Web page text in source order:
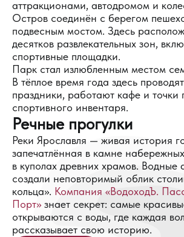
аттракционами, автодромом и
Остров соединён с берегом
подвесным мостом. Здесь
десятков развлекательных зон,
спортивные площадки.
Парк стал излюбленным местом
В тёплое время года здесь
праздники, работают кафе и точки
спортивного инвентаря.
Речные прогулки
Реки Ярославля — живая история
запечатлённая в камне
в куполах древних храмов. Водные
создали неповторимый облик
кольца». Компания «ВодоходЪ.
Порт» знает секрет: самые
открываются с воды, где каждая
рассказывает свою историю.